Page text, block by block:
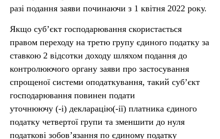
разі подання заяви починаючи з 1 квітня 2022 року.
Якщо суб’єкт господарювання скористається
правом переходу на третю групу єдиного податку за
ставкою 2 відсотки доходу шляхом подання до
контролюючого органу заяви про застосування
спрощеної системи оподаткування, такий суб’єкт
господарювання повинен подати
уточнюючу (-і) декларацію(-ії) платника єдиного
податку четвертої групи та зменшити до нуля
податкові зобов’язання по єдиному податку